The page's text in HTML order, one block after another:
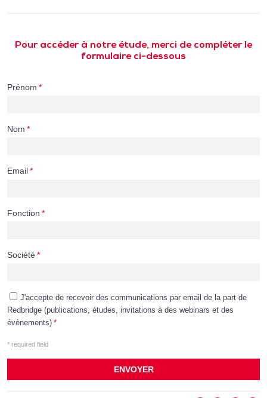
Pour accéder à notre étude, merci de compléter le
formulaire ci-dessous